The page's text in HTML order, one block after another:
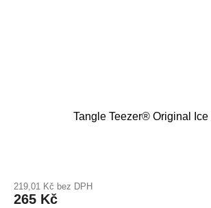
Tangle Teezer® Original Ice
219,01 Kč bez DPH
265 Kč